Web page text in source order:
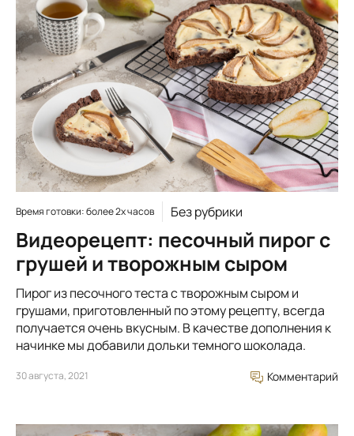
Время готовки: более 2х часов Без рубрики
Видеорецепт: песочный пирог с
грушей и творожным сыром
Пирог из песочного теста с творожным сыром и
грушами, приготовленный по этому рецепту, всегда
получается очень вкусным. В качестве дополнения к
начинке мы добавили дольки темного шоколада.
30 августа, 2021 Комментарий